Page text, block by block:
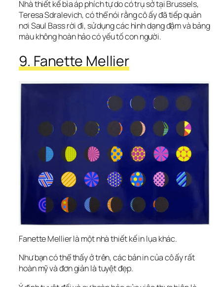
Nhà thiết kế bìa áp phích tự do có trụ sở tại Brussels,
Teresa Sdralevich, có thể nói rằng cô ấy đã tiếp quản
nơi Saul Bass rời đi, sử dụng các hình dạng đậm và bảng
màu không hoàn hảo có yếu tố con người.
9. Fanette Mellier
Fanette Mellier là một nhà thiết kế in lụa khác.
Như bạn có thể thấy ở trên, các bản in của cô ấy rất
hoàn mỹ và đơn giản là tuyệt đẹp.